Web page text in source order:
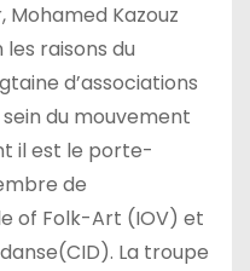
Mohamed Kazouz
raisons du
d’associations
du mouvement
il est le porte-
de
of Folk-Art (IOV) et
La troupe